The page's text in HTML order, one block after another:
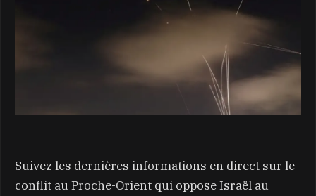
Suivez les dernières informations en direct sur le
conflit au Proche-Orient qui oppose Israël au